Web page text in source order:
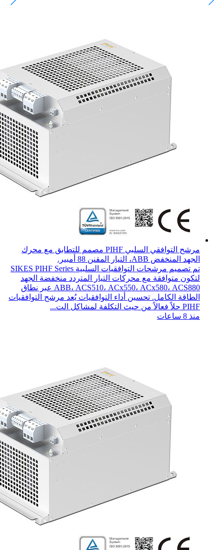
مرشح التوافقي السلبي PIHF مصمم للتطابق مع محرك
الجهد المنخفض ABB، التيار المقنن 88 أمبير.
تم تصميم مرشحات التوافقيات السلبية SIKES PIHF Series
لتكون متوافقة مع محركات التيار المتردد منخفضة الجهد
ABB، ACS510، ACx550، ACx580، ACS880 عبر نطاق
الطاقة الكامل. تحسين أداء التوافقيات يُعد مرشح التوافقيات
PIHF حلاً فعالاً من حيث التكلفة لمشاكل الت...
منذ 8 ساعات